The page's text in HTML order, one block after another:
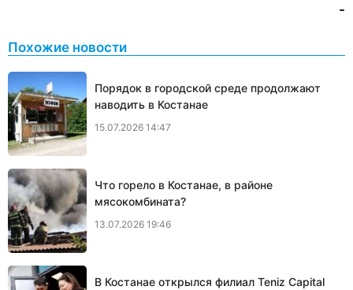
-
Похожие новости
Порядок в городской среде продолжают
наводить в Костанае
15.07.2026 14:47
Что горело в Костанае, в районе
мясокомбината?
13.07.2026 19:46
В Костанае открылся филиал Teniz Capital